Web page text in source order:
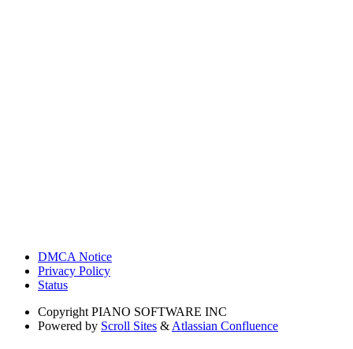
DMCA Notice
Privacy Policy
Status
Copyright PIANO SOFTWARE INC
Powered by Scroll Sites & Atlassian Confluence